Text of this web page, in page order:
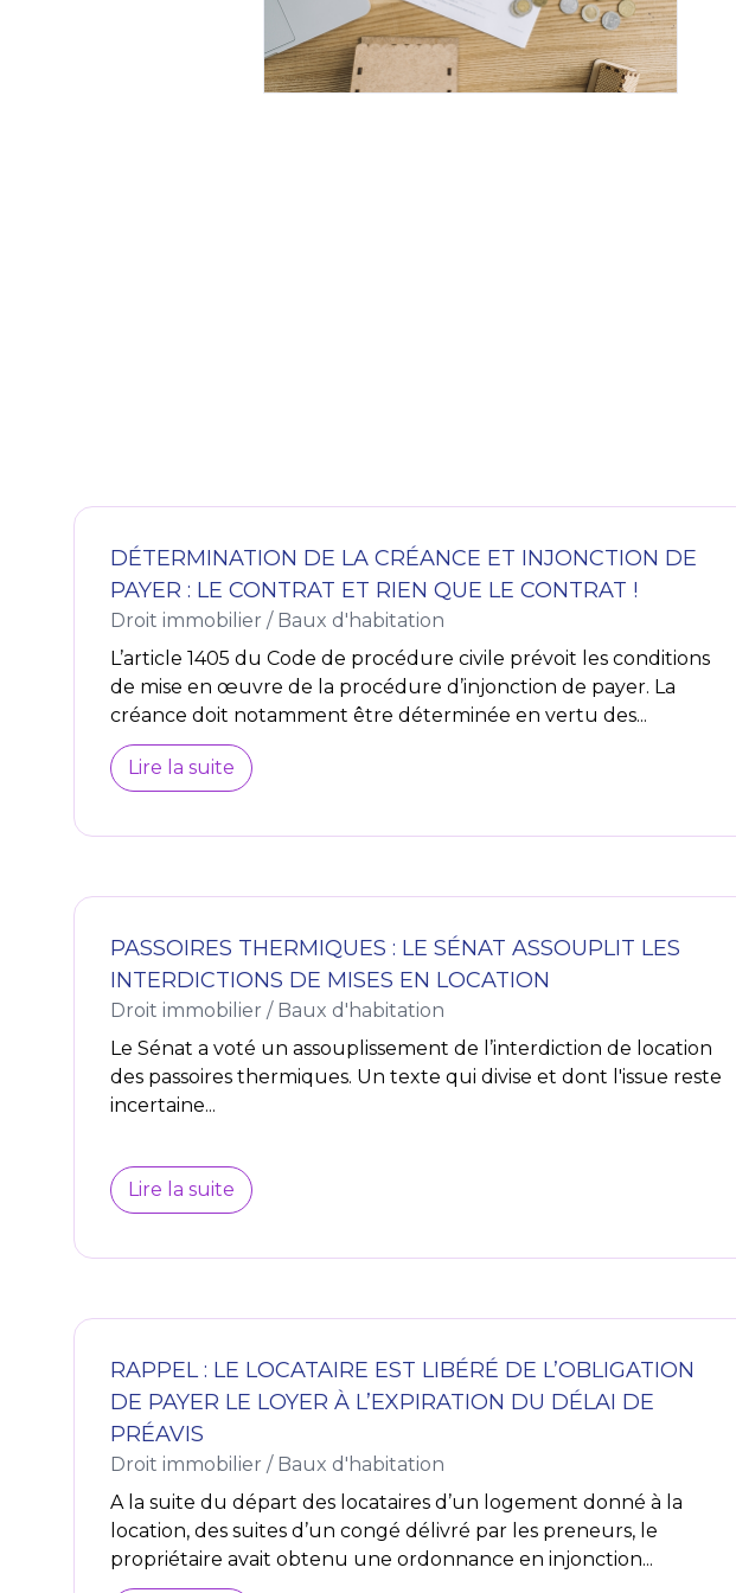
DÉTERMINATION DE LA CRÉANCE ET INJONCTION DE
PAYER : LE CONTRAT ET RIEN QUE LE CONTRAT !
Droit immobilier / Baux d'habitation
L’article 1405 du Code de procédure civile prévoit les conditions
de mise en œuvre de la procédure d’injonction de payer. La
créance doit notamment être déterminée en vertu des...
Lire la suite
PASSOIRES THERMIQUES : LE SÉNAT ASSOUPLIT LES
INTERDICTIONS DE MISES EN LOCATION
Droit immobilier / Baux d'habitation
Le Sénat a voté un assouplissement de l’interdiction de location
des passoires thermiques. Un texte qui divise et dont l'issue reste
incertaine...
Lire la suite
RAPPEL : LE LOCATAIRE EST LIBÉRÉ DE L’OBLIGATION
DE PAYER LE LOYER À L’EXPIRATION DU DÉLAI DE
PRÉAVIS
Droit immobilier / Baux d'habitation
A la suite du départ des locataires d’un logement donné à la
location, des suites d’un congé délivré par les preneurs, le
propriétaire avait obtenu une ordonnance en injonction...